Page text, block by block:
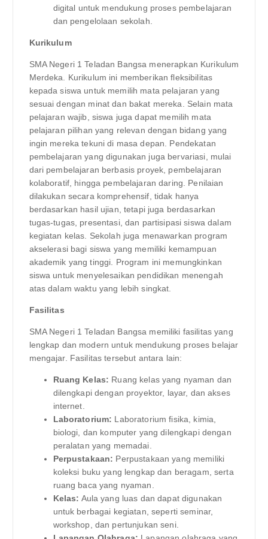
digital untuk mendukung proses pembelajaran
dan pengelolaan sekolah.
Kurikulum
SMA Negeri 1 Teladan Bangsa menerapkan Kurikulum
Merdeka. Kurikulum ini memberikan fleksibilitas
kepada siswa untuk memilih mata pelajaran yang
sesuai dengan minat dan bakat mereka. Selain mata
pelajaran wajib, siswa juga dapat memilih mata
pelajaran pilihan yang relevan dengan bidang yang
ingin mereka tekuni di masa depan. Pendekatan
pembelajaran yang digunakan juga bervariasi, mulai
dari pembelajaran berbasis proyek, pembelajaran
kolaboratif, hingga pembelajaran daring. Penilaian
dilakukan secara komprehensif, tidak hanya
berdasarkan hasil ujian, tetapi juga berdasarkan
tugas-tugas, presentasi, dan partisipasi siswa dalam
kegiatan kelas. Sekolah juga menawarkan program
akselerasi bagi siswa yang memiliki kemampuan
akademik yang tinggi. Program ini memungkinkan
siswa untuk menyelesaikan pendidikan menengah
atas dalam waktu yang lebih singkat.
Fasilitas
SMA Negeri 1 Teladan Bangsa memiliki fasilitas yang
lengkap dan modern untuk mendukung proses belajar
mengajar. Fasilitas tersebut antara lain:
Ruang Kelas: Ruang kelas yang nyaman dan
dilengkapi dengan proyektor, layar, dan akses
internet.
Laboratorium: Laboratorium fisika, kimia,
biologi, dan komputer yang dilengkapi dengan
peralatan yang memadai.
Perpustakaan: Perpustakaan yang memiliki
koleksi buku yang lengkap dan beragam, serta
ruang baca yang nyaman.
Kelas: Aula yang luas dan dapat digunakan
untuk berbagai kegiatan, seperti seminar,
workshop, dan pertunjukan seni.